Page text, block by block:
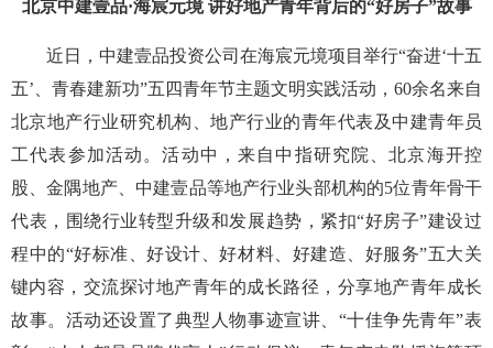
北京中建壹品·海宸元境 讲好地产青年背后的“好房子”故事
近日，中建壹品投资公司在海宸元境项目举行“奋进‘十五
五’、青春建新功”五四青年节主题文明实践活动，60余名来自
北京地产行业研究机构、地产行业的青年代表及中建青年员
工代表参加活动。活动中，来自中指研究院、北京海开控
股、金隅地产、中建壹品等地产行业头部机构的5位青年骨干
代表，围绕行业转型升级和发展趋势，紧扣“好房子”建设过
程中的“好标准、好设计、好材料、好建造、好服务”五大关
键内容，交流探讨地产青年的成长路径，分享地产青年成长
故事。活动还设置了典型人物事迹宣讲、“十佳争先青年”表